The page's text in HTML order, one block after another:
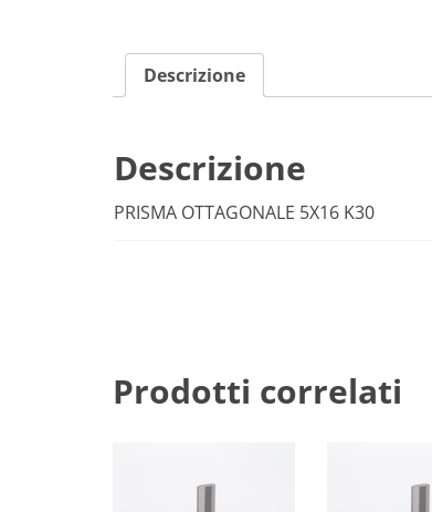
Descrizione
Descrizione
PRISMA OTTAGONALE 5X16 K30
Prodotti correlati